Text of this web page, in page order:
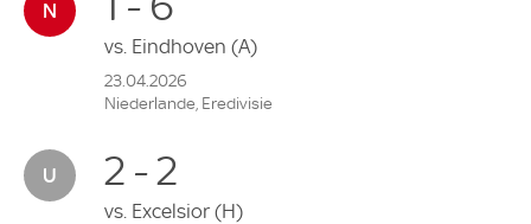
vs. Eindhoven (A)
23.04.2026
Niederlande, Eredivisie
2 - 2
vs. Excelsior (H)